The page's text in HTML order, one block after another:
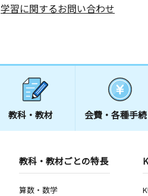
学習に関するお問い合わせ
教科・教材 会費・ 各種手
教科・教材ごとの特長
算数・数学